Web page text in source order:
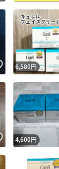
いいね！
6,580円
いいね！
4,600円